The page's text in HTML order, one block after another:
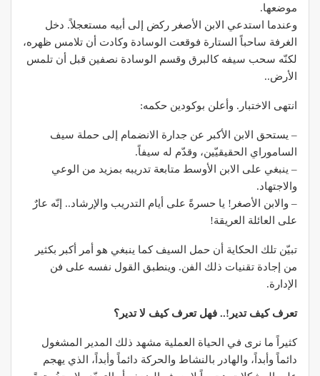
موضعها.
وعندما استدعي الابن الأصغر ركض إلى أبيه مستعجلاً. دخل
الغرفة ساحباً الستارة فوقعت الوسادة وكادت أن تلامس ظهره،
لكنّه سحب سيفه كالبرق وقسم الوسادة نصفين قبل أن تلمس
الأرض..
انتهى الاختبار. وأعلن بوكودين حكمه:
– يستحق الابن الأكبر عن جدارة الانضمام إلى حملة سيف
الساموراي الحقيقيّين، وقدّم له سيفاً.
– ينبغي على الابن الأوسط متابعة تدريبه بمزيد من الوعي
والاجتهاد.
– والابن الأصغر! يا حسرةً على أيام التدريب والإرشاد.. إنّه عارٌ
على العائلة العريقة!
تبيّن تلك الحكاية أن حمل السيف كما ينبغي هو أمر أكبر بكثير
من إجادة تقنيات ذلك الفن. وينطبق القول نفسه على فن
الإدارة.
تعرف كيف تدير!.. فهل تعرف كيف لا تدير؟
كثيراً ما نرى في الحياة العملية مشهد ذلك المدير المشغول
دائماً وأبداً، والهادر بالنشاط والحركة دائماً وأبداً، الذي يهجم